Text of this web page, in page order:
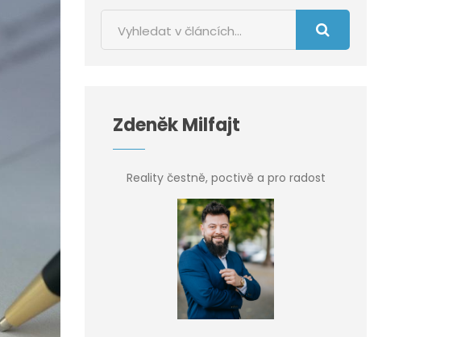
Zdeněk Milfajt
Reality čestně, poctivě a pro radost